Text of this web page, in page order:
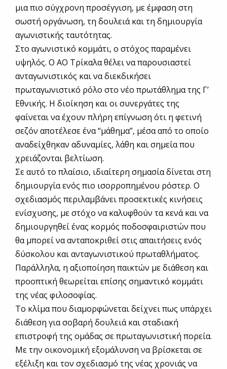
μια πιο σύγχρονη προσέγγιση, με έμφαση στη
σωστή οργάνωση, τη δουλειά και τη δημιουργία
αγωνιστικής ταυτότητας.
Στο αγωνιστικό κομμάτι, ο στόχος παραμένει
υψηλός. Ο ΑΟ Τρίκαλα θέλει να παρουσιαστεί
ανταγωνιστικός και να διεκδικήσει
πρωταγωνιστικό ρόλο στο νέο πρωτάθλημα της Γ’
Εθνικής. Η διοίκηση και οι συνεργάτες της
φαίνεται να έχουν πλήρη επίγνωση ότι η φετινή
σεζόν αποτέλεσε ένα “μάθημα”, μέσα από το οποίο
αναδείχθηκαν αδυναμίες, λάθη και σημεία που
χρειάζονται βελτίωση.
Σε αυτό το πλαίσιο, ιδιαίτερη σημασία δίνεται στη
δημιουργία ενός πιο ισορροπημένου ρόστερ. Ο
σχεδιασμός περιλαμβάνει προσεκτικές κινήσεις
ενίσχυσης, με στόχο να καλυφθούν τα κενά και να
δημιουργηθεί ένας κορμός ποδοσφαιριστών που
θα μπορεί να ανταποκριθεί στις απαιτήσεις ενός
δύσκολου και ανταγωνιστικού πρωταθλήματος.
Παράλληλα, η αξιοποίηση παικτών με διάθεση και
προοπτική θεωρείται επίσης σημαντικό κομμάτι
της νέας φιλοσοφίας.
Το κλίμα που διαμορφώνεται δείχνει πως υπάρχει
διάθεση για σοβαρή δουλειά και σταδιακή
επιστροφή της ομάδας σε πρωταγωνιστική πορεία.
Με την οικονομική εξομάλυνση να βρίσκεται σε
εξέλιξη και τον σχεδιασμό της νέας χρονιάς να